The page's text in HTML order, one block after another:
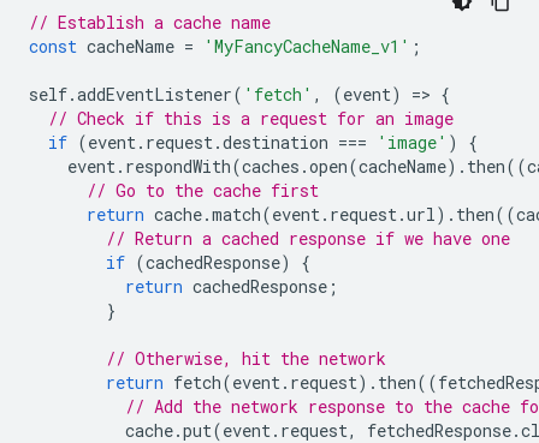
// Establish a cache name
const cacheName = 'MyFancyCacheName_v1' ;
self.addEventListener( 'fetch' , (event) => {
// Check if this is a request for an image
if (event . request .destination === 'image' )
{
event . respondWith(caches .open(cacheName). then((
// Go to the cache first
return cache.match(event . request .url ). then((
// Return a cached response if we have one
if (cachedResponse)
{
return cachedResponse ;
}
// Otherwise, hit the network
return fetch(event . request). then((
// Add the network response to the
cache.put(event . request, fetchedResponse.